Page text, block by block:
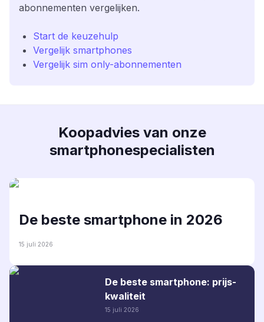
abonnementen vergelijken.
Start de keuzehulp
Vergelijk smartphones
Vergelijk sim only-abonnementen
Koopadvies van onze
smartphonespecialisten
De beste smartphone in 2026
15 juli 2026
De beste smartphone: prijs-
kwaliteit
15 juli 2026